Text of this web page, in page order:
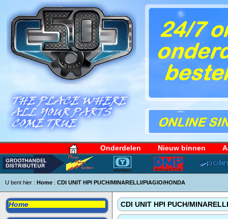
Onderdelen Nieuw binnen
U bent hier : Home : CDI UNIT HPI PUCH/MINARELLI/PIAGIO/HONDA
Home CDI UNIT HPI PUCH/